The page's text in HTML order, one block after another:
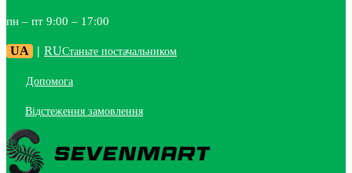
пн – пт 9:00 – 17:00
UA | RUСтаньте постачальником
Допомога
Відстеження замовлення